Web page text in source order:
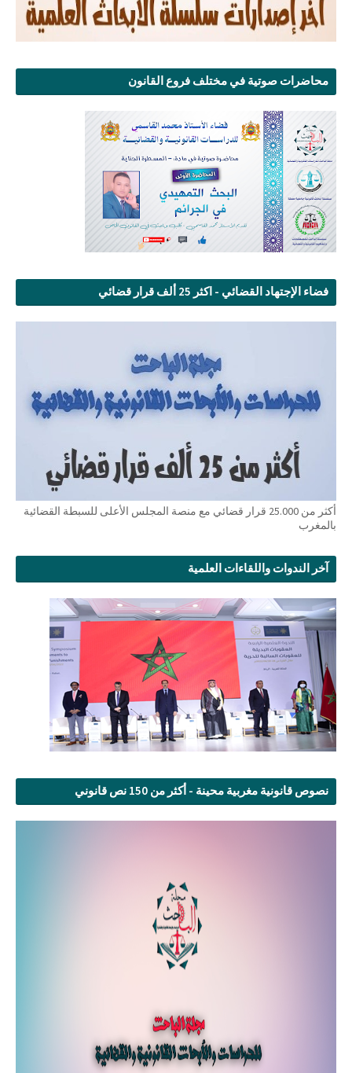
محاضرات صوتية في مختلف فروع القانون
فضاء الإجتهاد القضائي - اكثر 25 ألف قرار قضائي
أكثر من 25.000 قرار قضائي مع منصة المجلس الأعلى للسبطة القضائية
بالمغرب
آخر الندوات واللقاءات العلمية
نصوص قانونية مغربية محينة - أكثر من 150 نص قانوني